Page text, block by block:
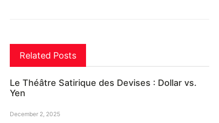
Related Posts
Le Théâtre Satirique des Devises : Dollar vs.
Yen
December 2, 2025